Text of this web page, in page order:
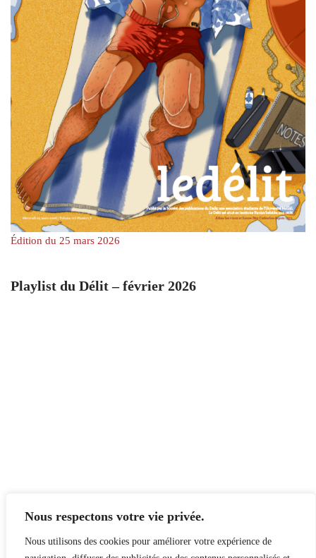
Nous respectons votre vie privée.
Nous utilisons des cookies pour améliorer votre expérience de
Édition du 25 mars 2026
Playlist du Délit – février 2026